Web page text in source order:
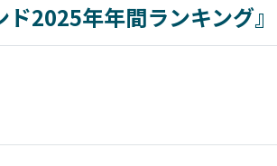
2025年年間ランキング